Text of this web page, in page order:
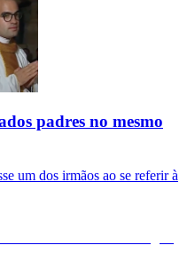
padres no mesmo
um dos irmãos ao se referir à